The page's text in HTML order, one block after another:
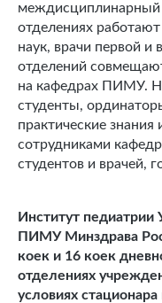
междисциплинарный
отделениях
наук, врачи первой и
отделений
на кафедрах ПИМУ.
студенты,
практические
сотрудниками
студентов и врачей,
Институт педиатрии
ПИМУ Минздрава
коек и 16 коек
отделениях
условиях